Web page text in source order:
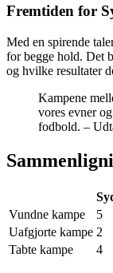
Fremtiden for
Med en spirende
for begge hold. Det
og hvilke resultater
Kampene
vores evner
fodbold. –
Vundne kampe
5
Uafgjorte kampe 2
Tabte kampe
4